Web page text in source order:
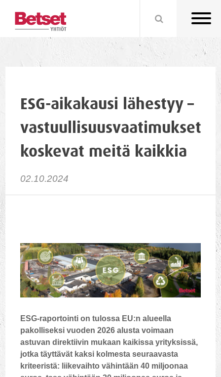
ESG-aikakausi lähestyy –
vastuullisuusvaatimukset
koskevat meitä kaikkia
02.10.2024
ESG-raportointi on tulossa EU:n alueella
pakolliseksi vuoden 2026 alusta voimaan
astuvan direktiivin mukaan kaikissa yrityksissä,
jotka täyttävät kaksi kolmesta seuraavasta
kriteeristä: liikevaihto vähintään 40 miljoonaa